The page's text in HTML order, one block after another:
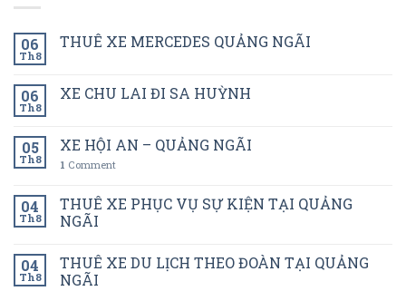
06
Th8
THUÊ XE MERCEDES QUẢNG NGÃI
06
Th8
XE CHU LAI ĐI SA HUỲNH
05
Th8
XE HỘI AN – QUẢNG NGÃI
1 Comment
04
Th8
THUÊ XE PHỤC VỤ SỰ KIỆN TẠI QUẢNG
NGÃI
04
Th8
THUÊ XE DU LỊCH THEO ĐOÀN TẠI QUẢNG
NGÃI